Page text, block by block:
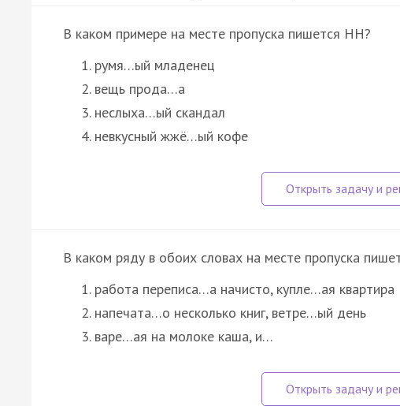
В каком примере на месте пропуска пишется НН?
румя…ый младенец
вещь прода…а
неслыха…ый скандал
невкусный жжё…ый кофе
В каком ряду в обоих словах на месте пропуска
работа переписа…а начисто, купле…ая квартира
напечата…о несколько книг, ветре…ый день
варе…ая на молоке каша, и…